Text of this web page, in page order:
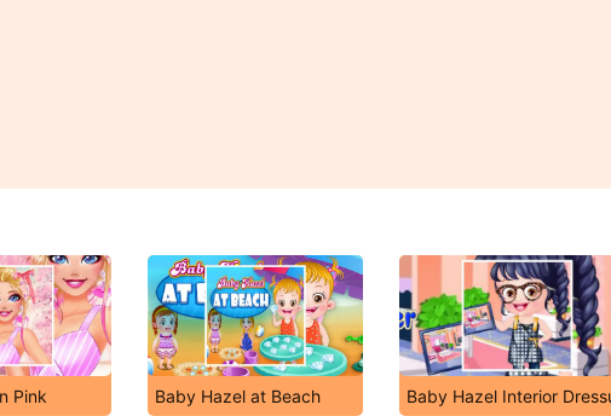
Pink Baby Hazel at Beach Baby Hazel Interior